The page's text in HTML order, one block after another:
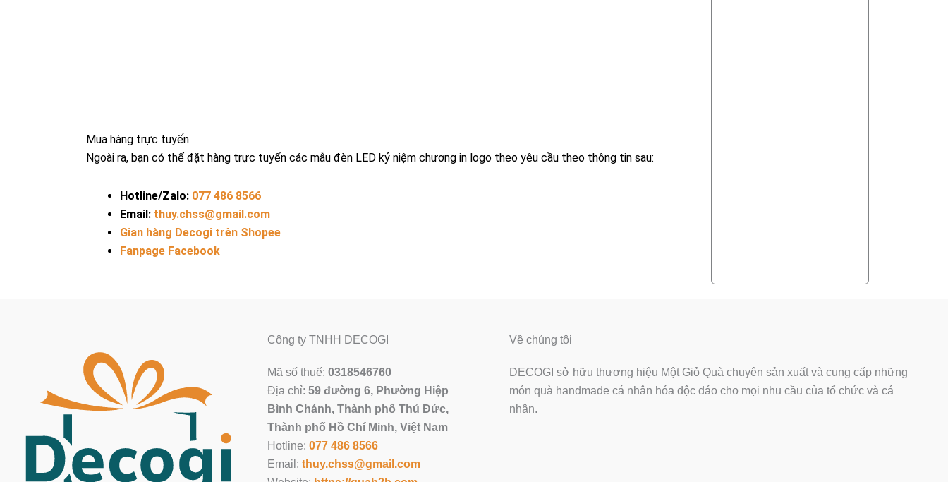
Mua hàng trực tuyến
Ngoài ra, bạn có thể đặt hàng trực tuyến các mẫu đèn LED kỷ niệm chương in logo theo yêu cầu theo thông tin sau:
Hotline/Zalo: 077 486 8566
Email: thuy.chss@gmail.com
Gian hàng Decogi trên Shopee
Fanpage Facebook
Công ty TNHH DECOGI
Mã số thuế: 0318546760
Địa chỉ: 59 đường 6, Phường Hiệp
Bình Chánh, Thành phố Thủ Đức,
Thành phố Hồ Chí Minh, Việt Nam
Hotline: 077 486 8566
Email: thuy.chss@gmail.com
Về chúng tôi
DECOGI sở hữu thương hiệu Một Giỏ Quà chuyên sản xuất và cung cấp những
món quà handmade cá nhân hóa độc đáo cho mọi nhu cầu của tổ chức và cá
nhân.